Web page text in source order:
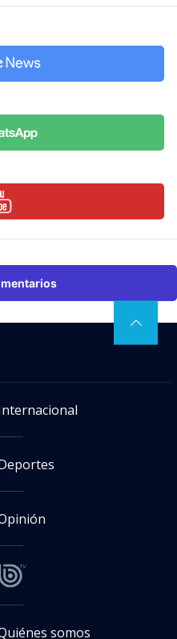
somos